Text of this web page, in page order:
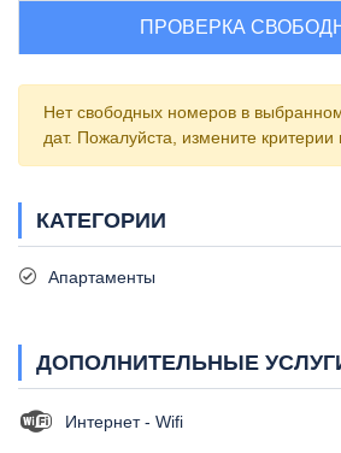
ПРОВЕРКА
Нет свободных номеров в
дат. Пожалуйста, измените критерии
КАТЕГОРИИ
Апартаменты
ДОПОЛНИТЕЛЬНЫЕ
Интернет - Wifi